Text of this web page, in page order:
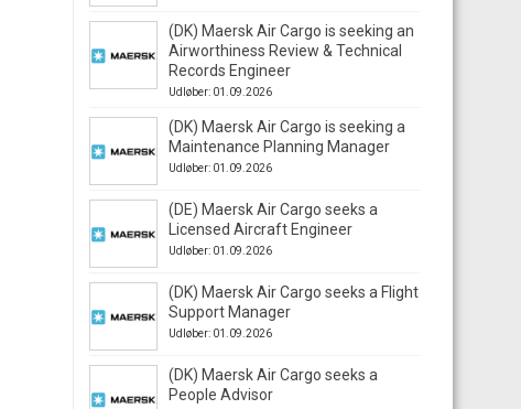
(DK) Maersk Air Cargo is seeking an
Airworthiness Review & Technical
Records Engineer
Udløber: 01.09.2026
(DK) Maersk Air Cargo is seeking a
Maintenance Planning Manager
Udløber: 01.09.2026
(DE) Maersk Air Cargo seeks a
Licensed Aircraft Engineer
Udløber: 01.09.2026
(DK) Maersk Air Cargo seeks a Flight
Support Manager
Udløber: 01.09.2026
(DK) Maersk Air Cargo seeks a
People Advisor